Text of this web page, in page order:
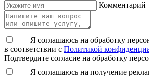
Комментарий
Я соглашаюсь на обработку
в соответствии с Политикой
Подтвердите согласие на обработку
Я соглашаюсь на получение